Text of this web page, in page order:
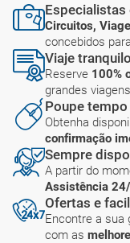
Especialistas
Circuitos,
concebidos
Viaje
Reserve 100%
grandes
Poupe tempo
Obtenha
confirmação
Sempre
A partir do
Assistência
Ofertas e
Encontre a sua
com as